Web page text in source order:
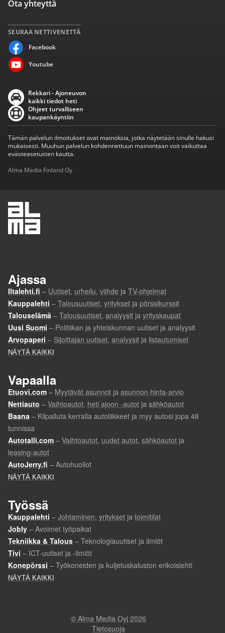
SEURAA NETTIVENETTÄ
Facebook
Youtube
Ota yhteyttä
Rekkari - Ajoneuvon
kaikki tiedot heti
Ohjeet turvalliseen
kaupankäyntiin
Tämän palvelun ilmoitukset ovat mainoksia, jotka näytetään sinulle hakusi
mukaisesti. Muuhun palvelun kohdennettuun mainontaan voit vaikuttaa
evästeasetusten kautta.
Alma Media Finland Oy